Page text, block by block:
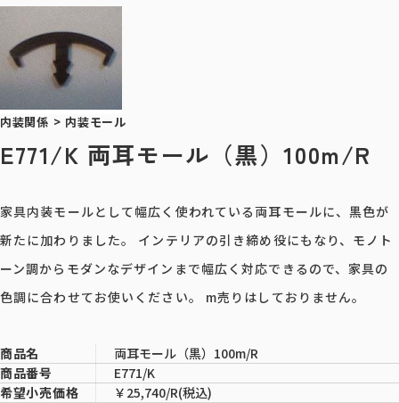
内装関係 > 内装モール
E771/K 両耳モール（黒）100m/R
家具内装モールとして幅広く使われている両耳モールに、黒色が
新たに加わりました。 インテリアの引き締め役にもなり、モノト
ーン調からモダンなデザインまで幅広く対応できるので、家具の
色調に合わせてお使いください。 m売りはしておりません。
商品名
両耳モール（黒）100m/R
商品番号
E771/K
希望小売価格
￥25,740/R(税込)